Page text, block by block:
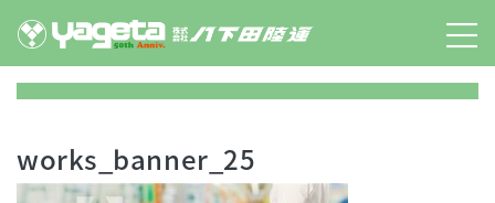
content
works_banner_25